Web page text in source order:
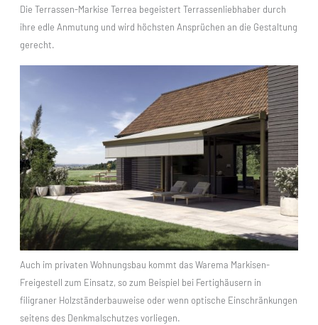
Die Terrassen-Markise Terrea begeistert Terrassenliebhaber durch
ihre edle Anmutung und wird höchsten Ansprüchen an die Gestaltung
gerecht.
Auch im privaten Wohnungsbau kommt das Warema Markisen-
Freigestell zum Einsatz, so zum Beispiel bei Fertighäusern in
filigraner Holzständerbauweise oder wenn optische Einschränkungen
seitens des Denkmalschutzes vorliegen.